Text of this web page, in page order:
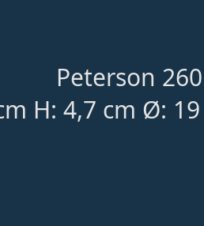
Peterson
H: 4,7 cm Ø: